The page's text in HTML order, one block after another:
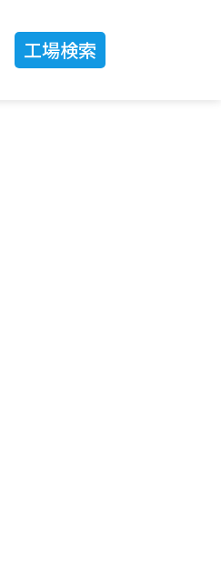
工場検索